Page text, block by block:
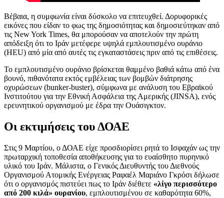
Βέβαια, η συμφωνία είναι δύσκολο να επιτευχθεί. Δορυφορικές
εικόνες που είδαν το φως της δημοσιότητας και δημοσιεύτηκαν από
τις New York Times, θα μπορούσαν να αποτελούν την πρώτη
απόδειξη ότι το Ιράν μετέφερε υψηλά εμπλουτισμένο ουράνιο
(HEU) από μία από αυτές τις εγκαταστάσεις πριν από τις επιθέσεις.
Το εμπλουτισμένο ουράνιο βρίσκεται θαμμένο βαθιά κάτω από ένα
βουνό, πιθανότατα εκτός εμβέλειας των βομβών διάτρησης
οχυρώσεων (bunker-buster), σύμφωνα με ανάλυση του Εβραϊκού
Ινστιτούτου για την Εθνική Ασφάλεια της Αμερικής (JINSA), ενός
ερευνητικού οργανισμού με έδρα την Ουάσιγκτον.
Οι εκτιμήσεις του ΔΟΑΕ
Στις 9 Μαρτίου, ο ΔΟΑΕ είχε προσδιορίσει ρητά το Ισφαχάν ως την
πρωταρχική τοποθεσία αποθήκευσης για το ευαίσθητο πυρηνικό
υλικό του Ιράν. Μάλιστα, ο Γενικός Διευθυντής του Διεθνούς
Οργανισμού Ατομικής Ενέργειας Ραφαέλ Μαριάνο Γκρόσι δήλωσε
ότι ο οργανισμός πιστεύει πως το Ιράν διέθετε «λίγο περισσότερο
από 200 κιλά» ουρανίου, εμπλουτισμένου σε καθαρότητα 60%,